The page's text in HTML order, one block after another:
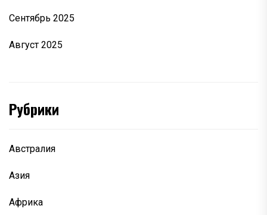
Сентябрь 2025
Август 2025
Рубрики
Австралия
Азия
Африка